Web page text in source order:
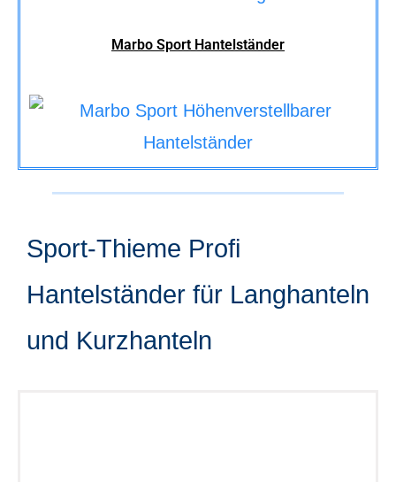
Marbo Sport Hantelständer
Sport-Thieme Profi
Hantelständer für Langhanteln
und Kurzhanteln